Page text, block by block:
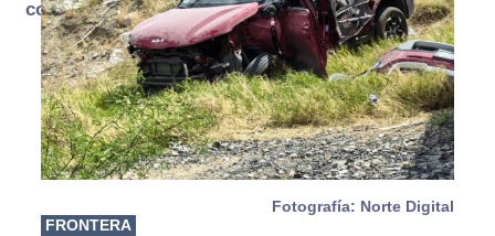
consume
Fotografía: Norte Digital
FRONTERA